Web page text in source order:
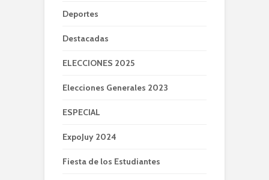
Deportes
Destacadas
ELECCIONES 2025
Elecciones Generales 2023
ESPECIAL
ExpoJuy 2024
Fiesta de los Estudiantes